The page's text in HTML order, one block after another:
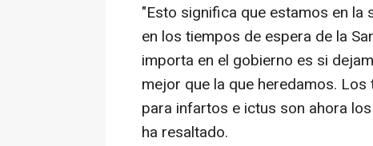
"Esto significa que estamos en
en los tiempos de espera de la
importa en el gobierno es si
mejor que la que heredamos.
para infartos e ictus son ahora
ha resaltado.